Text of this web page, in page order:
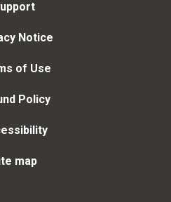
Notice
of Use
Policy
map